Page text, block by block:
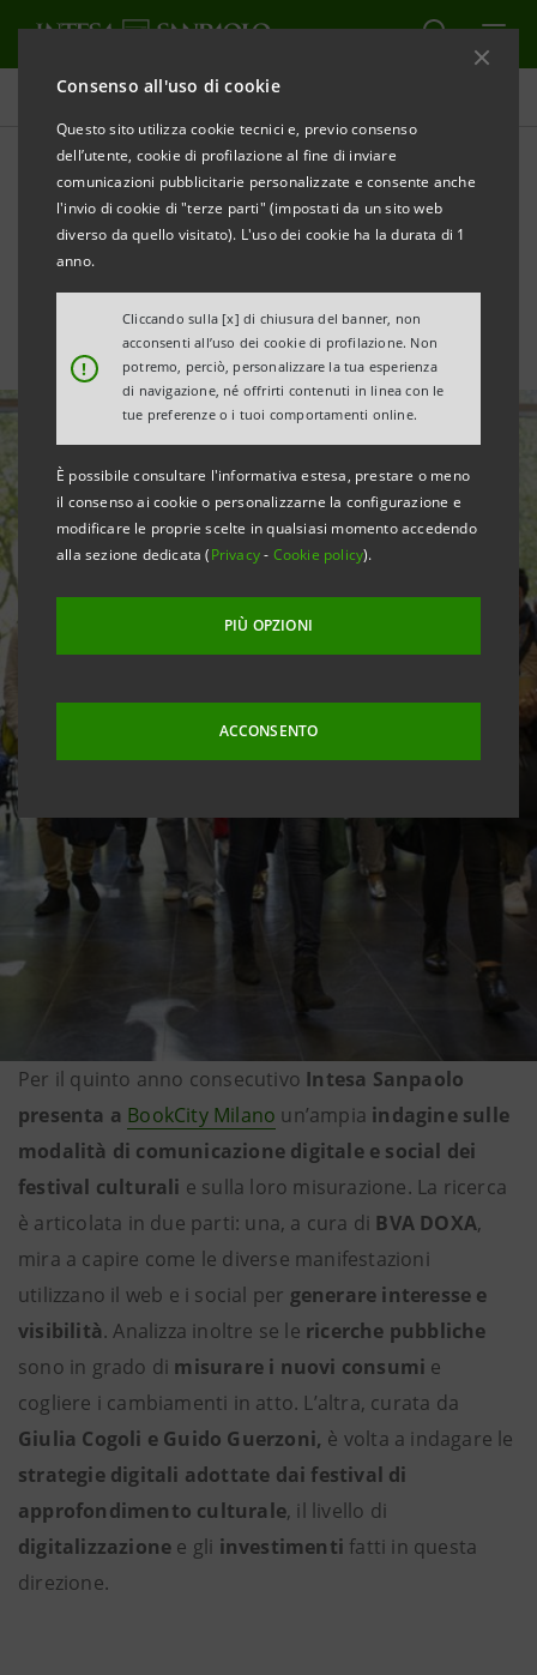
Consenso all'uso di cookie
Questo sito utilizza cookie tecnici e, previo consenso
dell’utente, cookie di profilazione al fine di inviare
comunicazioni pubblicitarie personalizzate e consente anche
l'invio di cookie di "terze parti" (impostati da un sito web
diverso da quello visitato). L'uso dei cookie ha la durata di 1
anno.
!
Cliccando sulla [x] di chiusura del banner, non
acconsenti all’uso dei cookie di profilazione. Non
potremo, perciò, personalizzare la tua esperienza
di navigazione, né offrirti contenuti in linea con le
tue preferenze o i tuoi comportamenti online.
È possibile consultare l'informativa estesa, prestare o meno
il consenso ai cookie o personalizzarne la configurazione e
modificare le proprie scelte in qualsiasi momento accedendo
alla sezione dedicata (Privacy- Cookie policy).
PIÙ OPZIONI
ACCONSENTO
Ricerche Comportamentali
I festival culturali italiani sul
web
Per il quinto anno consecutivo Intesa Sanpaolo
presenta a BookCity Milano un’ampia indagine sulle
modalità di comunicazione digitale e social dei
festival culturali e sulla loro misurazione. La ricerca
è articolata in due parti: una, a cura di BVA DOXA,
mira a capire come le diverse manifestazioni
utilizzano il web e i social per generare interesse e
visibilità. Analizza inoltre se le ricerche pubbliche
sono in grado di misurare i nuovi consumi e
cogliere i cambiamenti in atto. L’altra, curata da
Giulia Cogoli e Guido Guerzoni, è volta a indagare le
strategie digitali adottate dai festival di
approfondimento culturale, il livello di
digitalizzazione e gli investimenti fatti in questa
direzione.